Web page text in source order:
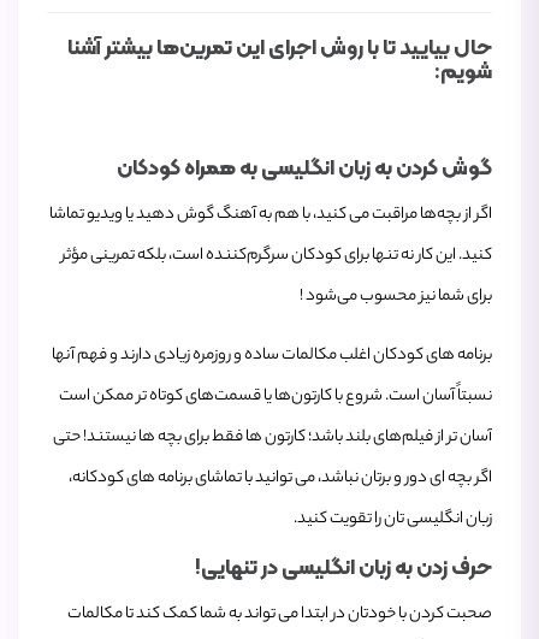
حال بیایید تا با روش اجرای این تمرین‌ها بیشتر آشنا
شویم:
گوش کردن به زبان انگلیسی به همراه کودکان
اگر از بچه‌ها مراقبت می ‌کنید، با هم به آهنگ گوش دهید یا ویدیو تماشا
کنید. این کار نه تنها برای کودکان سرگرم‌کننده است، بلکه تمرینی مؤثر
برای شما نیز محسوب می‌شود !
برنامه‌ های کودکان اغلب مکالمات ساده و روزمره زیادی دارند و فهم آنها
نسبتاً آسان است. شروع با کارتون‌ها یا قسمت‌های کوتاه ‌تر ممکن است
آسان‌ تر از فیلم‌های بلند باشد؛ کارتون‌ ها فقط برای بچه‌ ها نیستند! حتی
اگر بچه ‌ای دور و برتان نباشد، می ‌توانید با تماشای برنامه‌ های کودکانه،
زبان انگلیسی ‌تان را تقویت کنید.
حرف زدن به زبان انگلیسی در تنهایی!
صحبت کردن با خودتان در ابتدا می ‌تواند به شما کمک کند تا مکالمات